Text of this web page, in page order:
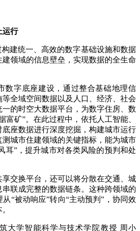
行
建统一、高效的数字基础设施和数据
领域的信息壁垒，实现数据的全生命
字底座建设，通过整合基础地理信
全域空间数据以及人口、经济、社会
的时空大数据平台，为数字住房、数
富矿”。在此过程中，依托人工智能、
座数据进行深度挖掘，构建城市运行
城市住建领域的关键指标，能为城市
耳”，提升城市对各类风险的预判和处
换平台，还可以将分散在交通、城
联成完整的数据链条。这种跨领域的
“被动响应”转向“主动预判”，协同效
学智能科学与技术学院教授 周小